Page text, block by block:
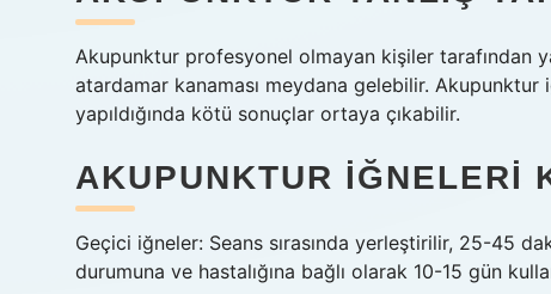
Akupunktur profesyonel olmayan kişiler tarafından
atardamar kanaması meydana gelebilir. Akupunktur
yapıldığında kötü sonuçlar ortaya çıkabilir.
AKUPUNKTUR IĞNELERI
Geçici iğneler: Seans sırasında yerleştirilir, 25-45
durumuna ve hastalığına bağlı olarak 10-15 gün